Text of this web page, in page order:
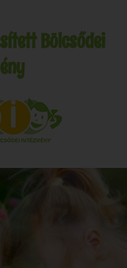
Bölcsődei